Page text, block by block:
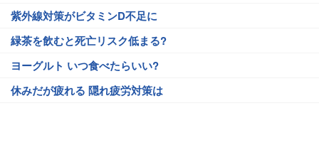
紫外線対策がビタミンD不足に
緑茶を飲むと死亡リスク低まる?
ヨーグルト いつ食べたらいい?
休みだが疲れる 隠れ疲労対策は